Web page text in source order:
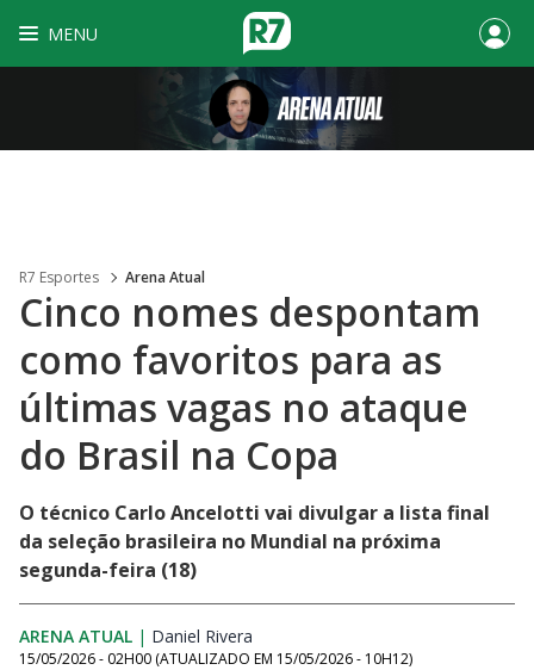
MENU
R7 Esportes Arena Atual
Cinco nomes despontam
como favoritos para as
últimas vagas no ataque
do Brasil na Copa
O técnico Carlo Ancelotti vai divulgar a lista final
da seleção brasileira no Mundial na próxima
segunda-feira (18)
ARENA ATUAL | Daniel Rivera
15/05/2026 - 02H00 (ATUALIZADO EM 15/05/2026 - 10H12)